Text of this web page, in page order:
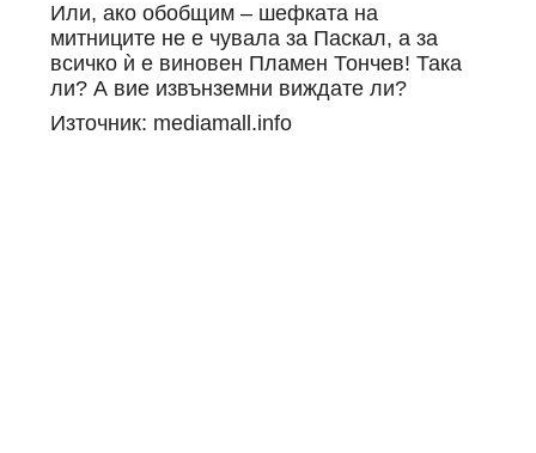
Или, ако обобщим – шефката на
митниците не е чувала за Паскал, а за
всичко ѝ е виновен Пламен Тончев! Така
ли? А вие извънземни виждате ли?
Източник: mediamall.info